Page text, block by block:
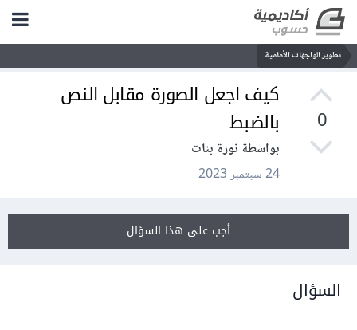
تطوير الواجهات الأمامية
0
كيف اجعل الصورة مقابل النص
بالضبط
بواسطة نورة بنات
24 سبتمبر 2023
أجب على هذا السؤال
السؤال